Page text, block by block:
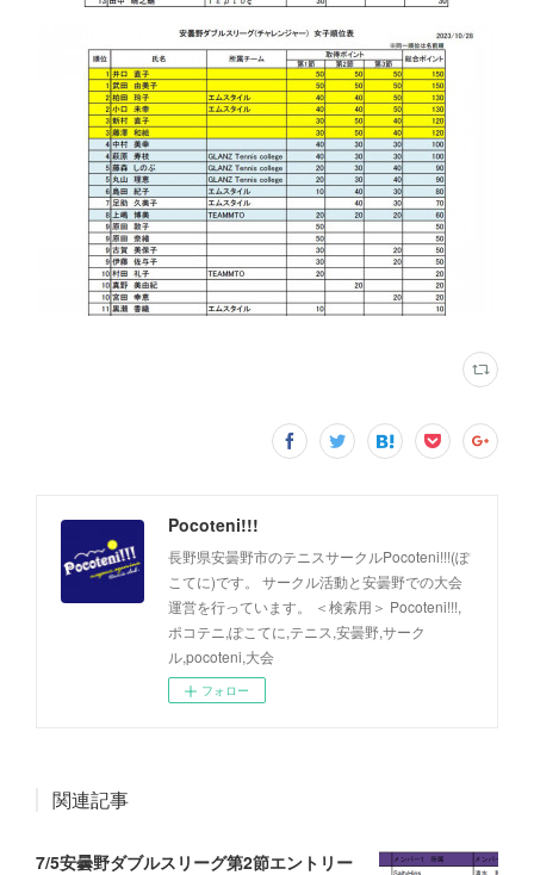
Pocoteni!!!
長野県安曇野市のテニスサークルPocoteni!!!(ぽ
こてに)です。 サークル活動と安曇野での大会
運営を行っています。 ＜検索用＞ Pocoteni!!!,
ポコテニ,ぽこてに,テニス,安曇野,サーク
ル,pocoteni,大会
フォロー
関連記事
7/5安曇野ダブルスリーグ第2節エントリー